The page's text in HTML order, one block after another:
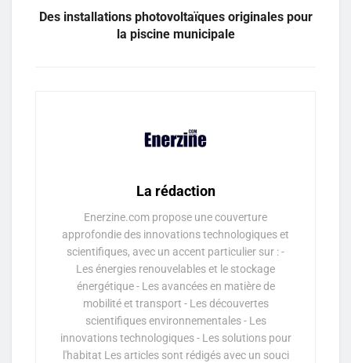
Des installations photovoltaïques originales pour
la piscine municipale
La rédaction
Enerzine.com propose une couverture
approfondie des innovations technologiques et
scientifiques, avec un accent particulier sur : -
Les énergies renouvelables et le stockage
énergétique - Les avancées en matière de
mobilité et transport - Les découvertes
scientifiques environnementales - Les
innovations technologiques - Les solutions pour
l'habitat Les articles sont rédigés avec un souci